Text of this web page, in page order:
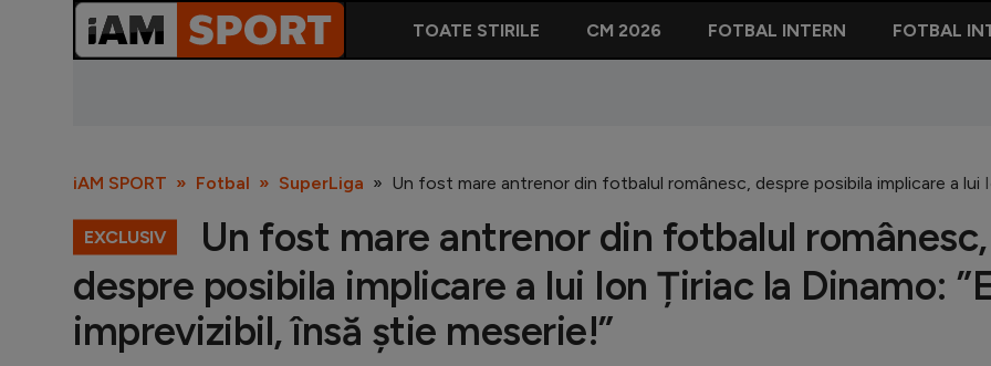
TOATE STIRILE CM 2026 FOTBAL INTERN FOTBAL
iAM SPORT Fotbal SuperLiga Un fost mare antrenor din fotbalul românesc, despre posibila implicare a lui
EXCLUSIV
Un fost mare antrenor din fotbalul românesc,
despre posibila implicare a lui Ion Țiriac la Dinamo:
imprevizibil, însă știe meserie!”